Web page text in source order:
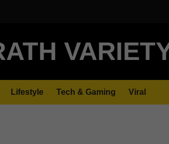
Lifestyle Tech & Gaming Viral